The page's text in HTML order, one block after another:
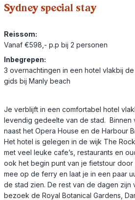
Sydney special stay
Reissom:
Vanaf €598,- p.p bij 2 personen
Inbegrepen:
3 overnachtingen in een hotel vlakbij
gids bij Manly beach
Je verblijft in een comfortabel hotel
levendig gedeelte van de stad. Binnen
naast het Opera House en de Harbour
Het hotel is gelegen in de wijk The
met veel leuke cafe’s, restaurants en
ook het begin punt van je fietstour door
mee op de ferry en laat je in een paar
de stad zien. De rest van de dagen zijn
bezoek de Royal Botanical Gardens,